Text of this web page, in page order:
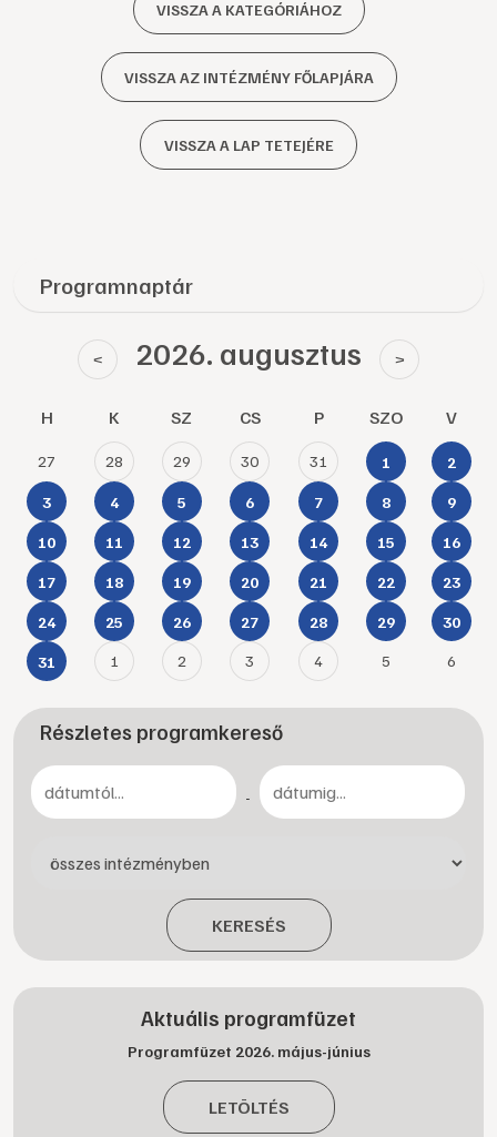
VISSZA A KATEGÓRIÁHOZ
VISSZA AZ INTÉZMÉNY FŐLAPJÁRA
VISSZA A LAP TETEJÉRE
Programnaptár
< 2026. augusztus >
H K SZ CS P SZO V
27 28 29 30 31 1 2
3 4 5 6 7 8 9
10 11 12 13 14 15 16
17 18 19 20 21 22 23
24 25 26 27 28 29 30
31 1 2 3 4 5 6
Részletes programkereső
-
KERESÉS
Aktuális programfüzet
Programfüzet 2026. május-június
LETÖLTÉS